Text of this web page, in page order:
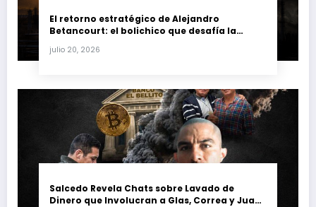
El retorno estratégico de Alejandro
Betancourt: el bolichico que desafía la
petrolera venezolana
julio 20, 2026
Salcedo Revela Chats sobre Lavado de
Dinero que Involucran a Glas, Correa y Juan